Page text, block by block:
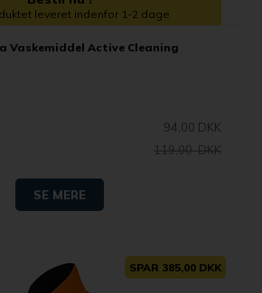
leveret indenfor 1-2 dage
Vaskemiddel Active Cleaning
94,00 DKK
119,00 DKK
SE MERE
SPAR 385,00 DKK